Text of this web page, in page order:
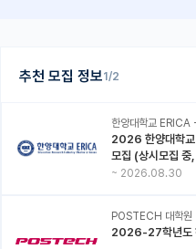
추천 모집 정보1/2
한양대학교 ERICA
2026 한양대학교
모집 (상시모집
~ 2026.08.30
POSTECH 대학원
2026-27학년도